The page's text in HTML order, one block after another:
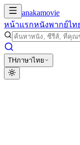
anakamovie
หน้าแรกหนังพากย์ไท
THภาษาไทย